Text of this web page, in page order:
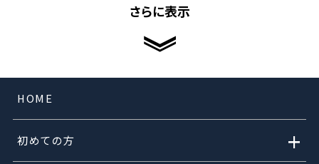
さらに表示
HOME
初めての方 +